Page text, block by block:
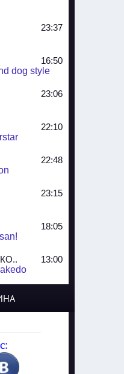
23:37
16:50
dog style
23:06
22:10
22:48
23:15
18:05
13:00